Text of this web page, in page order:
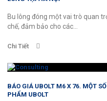
Bu lông đóng một vai trò quan
chế, đảm bảo cho các...
Chi Tiết
BÁO GIÁ UBOLT M6 X 76. MỘT
PHẨM UBOLT